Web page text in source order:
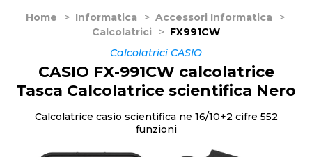
Home > Informatica > Accessori Informatica
>
Calcolatrici
> FX991CW
Calcolatrici CASIO
CASIO FX-991CW calcolatrice
Tasca Calcolatrice scientifica Nero
Calcolatrice casio scientifica ne 16/10+2 cifre 552
funzioni